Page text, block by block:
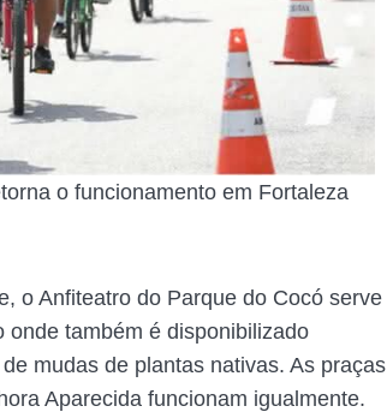
o funcionamento em Fortaleza
o Anfiteatro do Parque do Cocó serve
também é disponibilizado
mudas de plantas nativas. As praças
Aparecida funcionam igualmente.